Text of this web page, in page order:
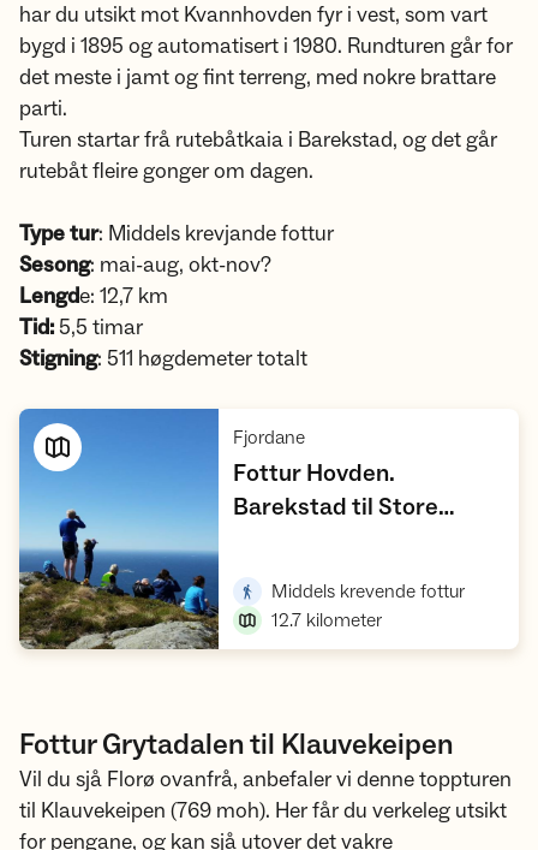
har du utsikt mot Kvannhovden fyr i vest, som vart
bygd i 1895 og automatisert i 1980. Rundturen går for
det meste i jamt og fint terreng, med nokre brattare
parti.
Turen startar frå rutebåtkaia i Barekstad, og det går
rutebåt fleire gonger om dagen.
Type tur: Middels krevjande fottur
Sesong: mai-aug, okt-nov?
Lengde: 12,7 km
Tid: 5,5 timar
Stigning: 511 høgdemeter totalt
Fjordane,
Fottur Hovden.
Barekstad til Store
Barekstad. Rundtur,
Middels krevende fottur,
12.7 kilometer
Fottur Grytadalen til Klauvekeipen
Vil du sjå Florø ovanfrå, anbefaler vi denne toppturen
til Klauvekeipen (769 moh). Her får du verkeleg utsikt
for pengane, og kan sjå utover det vakre